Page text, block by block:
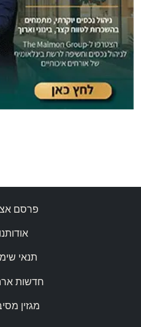
פרסם
אודותנו
תנאי
חדשות
מגזין